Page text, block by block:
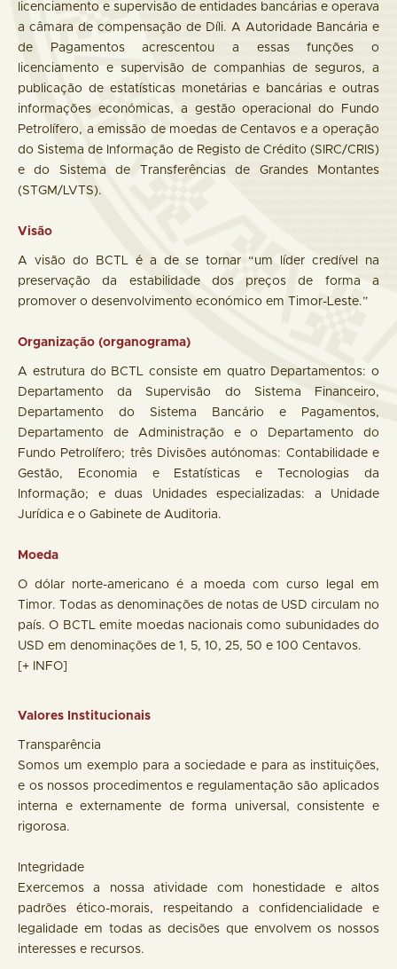
licenciamento e supervisão de entidades bancárias e operava
a câmara de compensação de Díli. A Autoridade Bancária e
de Pagamentos acrescentou a essas funções o
licenciamento e supervisão de companhias de seguros, a
publicação de estatísticas monetárias e bancárias e outras
informações económicas, a gestão operacional do Fundo
Petrolífero, a emissão de moedas de Centavos e a operação
do Sistema de Informação de Registo de Crédito (SIRC/CRIS)
e do Sistema de Transferências de Grandes Montantes
(STGM/LVTS).
Visão
A visão do BCTL é a de se tornar “um líder credível na
preservação da estabilidade dos preços de forma a
promover o desenvolvimento económico em Timor-Leste.”
Organização (organograma)
A estrutura do BCTL consiste em quatro Departamentos: o
Departamento da Supervisão do Sistema Financeiro,
Departamento do Sistema Bancário e Pagamentos,
Departamento de Administração e o Departamento do
Fundo Petrolífero; três Divisões autónomas: Contabilidade e
Gestão, Economia e Estatísticas e Tecnologias da
Informação; e duas Unidades especializadas: a Unidade
Jurídica e o Gabinete de Auditoria.
Moeda
O dólar norte-americano é a moeda com curso legal em
Timor. Todas as denominações de notas de USD circulam no
país. O BCTL emite moedas nacionais como subunidades do
USD em denominações de 1, 5, 10, 25, 50 e 100 Centavos.
[+ INFO]
Valores Institucionais
Transparência
Somos um exemplo para a sociedade e para as instituições,
e os nossos procedimentos e regulamentação são aplicados
interna e externamente de forma universal, consistente e
rigorosa.
Integridade
Exercemos a nossa atividade com honestidade e altos
padrões ético-morais, respeitando a confidencialidade e
legalidade em todas as decisões que envolvem os nossos
interesses e recursos.